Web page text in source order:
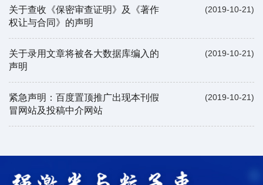
关于查收《保密审查证明》及《著作
权让与合同》的声明
(2019-10-21)
关于录用文章将被各大数据库编入的
声明
(2019-10-21)
紧急声明：百度置顶推广出现本刊假
冒网站及投稿中介网站
(2019-10-21)